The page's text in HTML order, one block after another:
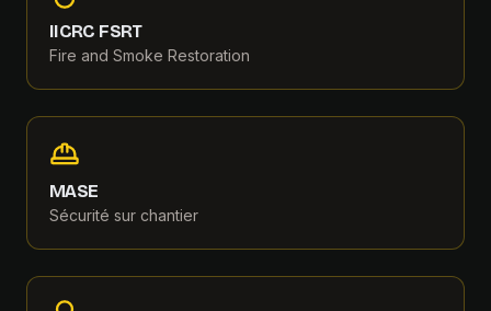
IICRC FSRT
Fire and Smoke Restoration
MASE
Sécurité sur chantier